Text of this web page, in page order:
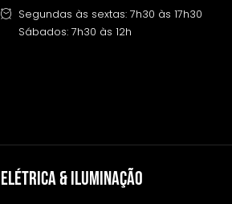
Segundas às sextas: 7h30 às 17h30
Sábados: 7h30 às 12h
ELÉTRICA & ILUMINAÇÃO